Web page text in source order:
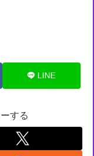
LINE
する